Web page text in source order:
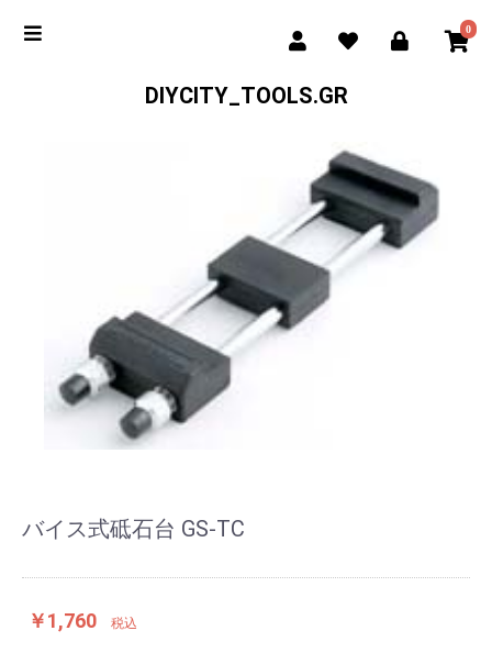
0
DIYCITY_TOOLS.GR
バイス式砥石台 GS-TC
￥1,760 税込